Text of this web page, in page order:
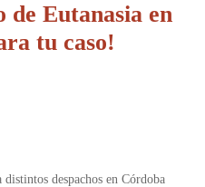
de Eutanasia en
tu caso!
despachos en Córdoba